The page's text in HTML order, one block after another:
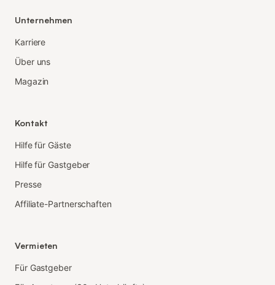
Unternehmen
Karriere
Über uns
Magazin
Kontakt
Hilfe für Gäste
Hilfe für Gastgeber
Presse
Affiliate-Partnerschaften
Vermieten
Für Gastgeber